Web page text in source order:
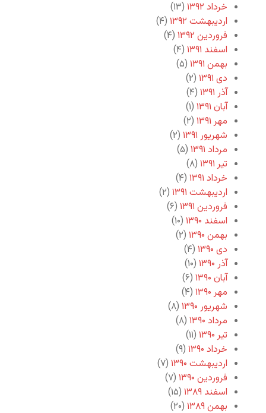
خرداد ۱۳۹۲
(۱۳)
اردیبهشت ۱۳۹۲
(۴)
فروردین ۱۳۹۲
(۴)
اسفند ۱۳۹۱
(۴)
بهمن ۱۳۹۱
(۵)
دی ۱۳۹۱
(۲)
آذر ۱۳۹۱
(۴)
آبان ۱۳۹۱
(۱)
مهر ۱۳۹۱
(۲)
شهریور ۱۳۹۱
(۲)
مرداد ۱۳۹۱
(۵)
تیر ۱۳۹۱
(۸)
خرداد ۱۳۹۱
(۴)
اردیبهشت ۱۳۹۱
(۲)
فروردین ۱۳۹۱
(۶)
اسفند ۱۳۹۰
(۱۰)
بهمن ۱۳۹۰
(۲)
دی ۱۳۹۰
(۴)
آذر ۱۳۹۰
(۱۰)
آبان ۱۳۹۰
(۶)
مهر ۱۳۹۰
(۴)
شهریور ۱۳۹۰
(۸)
مرداد ۱۳۹۰
(۸)
تیر ۱۳۹۰
(۱۱)
خرداد ۱۳۹۰
(۹)
اردیبهشت ۱۳۹۰
(۷)
فروردین ۱۳۹۰
(۷)
اسفند ۱۳۸۹
(۱۵)
بهمن ۱۳۸۹
(۲۰)